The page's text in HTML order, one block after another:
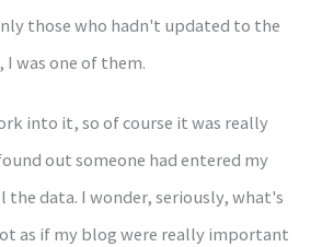
those who hadn't updated to the
was one of them.
into it, so of course it was really
out someone had entered my
the data. I wonder, seriously, what's
as if my blog were really important